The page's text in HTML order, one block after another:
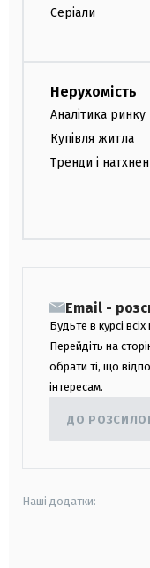
Серіали
Нерухомість
Аналітика ринку
Купівля житла
Тренди і
Email -
Будьте в курсі
Перейдіть на
обрати ті, що
інтересам.
ДО
Наші додатки: